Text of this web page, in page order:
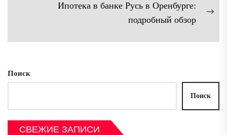
Ипотека в банке Русь в Оренбурге:
подробный обзор
Поиск
Поиск
СВЕЖИЕ ЗАПИСИ